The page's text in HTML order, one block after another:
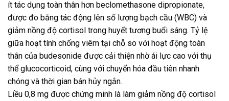
ít tác dụng toàn thân hơn beclomethasone dipropionate,
được đo bằng tác động lên số lượng bạch cầu (WBC) và
giảm nồng độ cortisol trong huyết tương buổi sáng. Tỷ lệ
giữa hoạt tính chống viêm tại chỗ so với hoạt động toàn
thân của budesonide được cải thiện nhờ ái lực cao với thụ
thể glucocorticoid, cùng với chuyển hóa đầu tiên nhanh
chóng và thời gian bán hủy ngắn.
Liều 0,8 mg được chứng minh là làm giảm nồng độ cortisol